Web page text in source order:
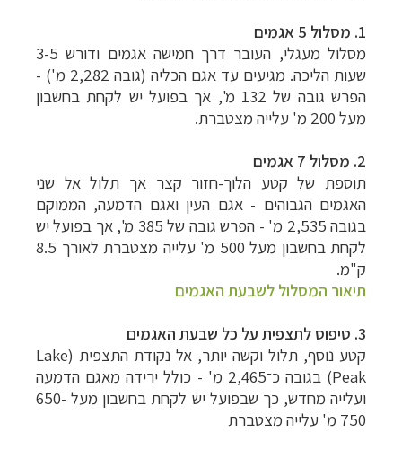
1. מסלול 5 אגמים
מסלול מעגלי, העובר דרך חמישה אגמים ודורש 3-5
שעות הליכה. מגיעים עד אגם הכליה (גובה 2,282 מ') -
הפרש גובה של 132 מ', אך בפועל יש לקחת בחשבון
מעל 200 מ' עלייה מצטברת.
2. מסלול 7 אגמים
תוספת של קטע הלוך-חזור קצר אך תלול אל שני
האגמים הגבוהים - אגם העין ואגם הדמעה, הממוקם
בגובה 2,535 מ' - הפרש גובה של 385 מ',
אך בפועל יש
לקחת בחשבון מעל 500 מ' עלייה מצטברת לאורך 8.5
ק"מ.
תיאור המסלול לשבעת האגמים
3. טיפוס לתצפית על כל שבעת האגמים
קטע נוסף, תלול וקשה יותר, אל נקודת התצפית (Lake
Peak) ב
גובה כ־2,465 מ' -
כולל ירידה מאגם הדמעה
ועלייה מחדש, כך
שבפועל יש לקחת בחשבון מעל 650-
750 מ' עלייה מצטברת